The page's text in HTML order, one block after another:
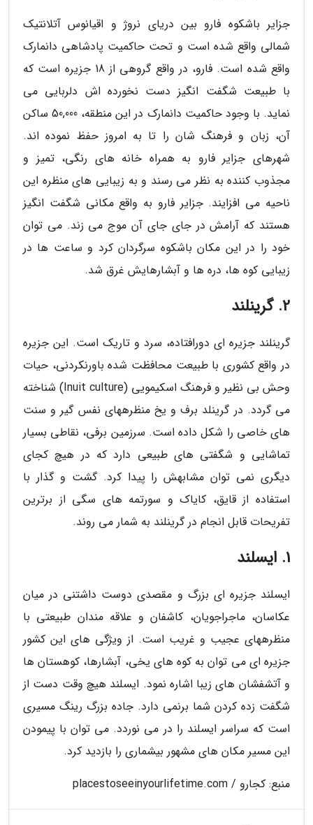
جزایر باشکوه فارو بین دریای نروژ و اقیانوس آتلانتیک
شمالی واقع شده است و تحت حاکمیت پادشاهی دانمارک
واقع شده است. فارو، در واقع گروهی از 18 جزیره است که
با طبیعت شگفت انگیز دست نخورده اش دلربایی می
نماید. با وجود حاکمیت دانمارک در این منطقه، 50,000 ساکن
آن، زبان و فرهنگ شان را تا به امروز حفظ نموده اند.
شهرهای جزایر فارو به همراه خانه های رنگی، تمیز و
مجذوب کننده به نظر می رسند و به زیبایی های منظره این
ناحیه می افزایند. جزایر فارو به واقع مکانی شگفت انگیز
هستند که آرامش در جای جای آن موج می زند. می توان
خود را در این مکان باشکوه سرگردان کرد و ساعت ها در
زیبایی کوه ها، دره ها و آبشارهایش غرق شد.
2. گرینلند
گرینلند جزیره ای دورافتاده، سرد و تاریک است. این جزیره
در واقع کشوری با طبیعت محافظت شده باورنکردنی، حیات
وحش بی نظیر و فرهنگ اسکیمویی (Inuit culture) شناخته
می گردد. در گرینلد برف و یخ منظرههای نفس گیر و سنت
های خاصی را شکل داده است. سرزمین برفی، نقاطی بسیار
تماشایی و شگفتی های طبیعی دارد که در هیچ کجای
دیگری نمی توان مشابهش را پیدا کرد. گشت و گذار با
استفاده از قایق، کایاک و سورتمه های سگی از برترین
تفریحات قابل انجام در گرینلند به شمار می روند.
1. ایسلند
ایسلند جزیره ای بزرگ و مقصدی دوست داشتنی در میان
عکاسان، ماجراجویان، کاشفان و علاقه مندان طبیعتی با
منظرههای عجیب و غریب است. از ویژگی های این کشور
جزیره ای می توان به کوه های یخی، آبشارها، کوهستان ها
و آتشفشان های زیبا اشاره نمود. ایسلند هیچ وقت دست از
شگفت زده کردن شما برنمی دارد. جاده بزرگ رینگ مسیری
است که سراسر ایسلند را در می نوردد. می توان با پیمودن
این مسیر مکان های مشهور بیشماری را بازدید کرد.
منبع: کجارو / placestoseeinyourlifetime.com